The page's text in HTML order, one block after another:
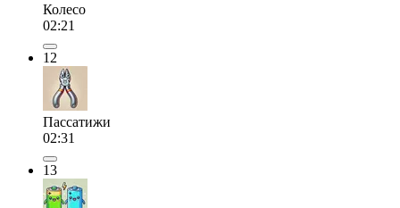
Колесо
02:21
12
Пассатижи
02:31
13